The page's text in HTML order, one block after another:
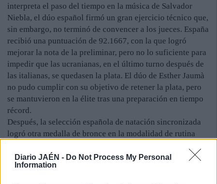
Diario JAÉN - Do Not Process My Personal
Information
interpreta el paso del tiempo en la música de Salvador
Niebla, el dúo español firmó un gran ejercicio técnico que,
sin embargo, no terminó de convencer a los jueces. España
recibió una puntuación de 92.1667, con la que logró
mejorar la nota de la preliminar, pero no lo suficiente para
impedir que las ucranianas, en el último turno después de
las italianas, se quedasen la plata. El dúo de Esther Jaumà
no pudo cumplir con su objetivo de retener la plata, pero
se mantuvieron en la élite tras una preparación en tiempo
récord.
Después, la selección española de natación sincronizada
logró otra medalla de bronce en la modalidad de rutina
nota, otra vez por detrás de Rusia y Ucrania. El equipo
formado por Clara Basiana, Alba Cabello, Ona Carbonell,